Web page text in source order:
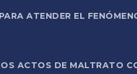
ATENDER EL
ACTOS DE MALTRATO